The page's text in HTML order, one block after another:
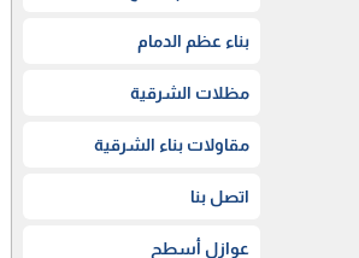
بناء عظم الدمام
مظلات الشرقية
مقاولات بناء الشرقية
اتصل بنا
عوازل أسطح